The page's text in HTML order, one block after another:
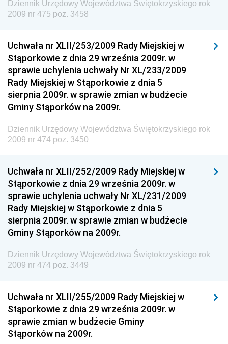
Kolejowego
Technologii
Dziennik Urzędowy Ministra Inwestycji i Rozwoju
Dziennik Urzędowy Naczelnego Dyrektora Archiwów
Państwowych
Dziennik Urzędowy Ministra Finansów, Inwestycji i
Dziennik Urzędowy Ministra Klimatu
Dziennik Urzędowy Ministra Funduszy i Polityki
Regionalnej
Dziennik Urzędowy Ministra Aktywów Państwowych
Dziennik Urzędowy Ministra Zdrowia
Dziennik Urzędowy Ministra Środowiska i Głównego
Dziennik Urzędowy Ministra Klimatu i Środowiska
Narodowego i Sportu
Dziennik Urzędowy Ministra Finansów, Funduszy i
Polityki Regionalnej
Dziennik Urzędowy Ministra Rozwoju, Pracy i
Dziennik Urzędowy Województwa Świętokrzyskiego rok
2009 nr 475 poz. 3458
Uchwała nr XLII/253/2009 Rady Miejskiej w
Stąporkowie z dnia 29 września 2009r. w
sprawie uchylenia uchwały Nr XL/233/2009
Rady Miejskiej w Stąporkowie z dnia 5
sierpnia 2009r. w sprawie zmian w budżecie
Gminy Stąporków na 2009r.
Dziennik Urzędowy Województwa Świętokrzyskiego rok
2009 nr 474 poz. 3450
Uchwała nr XLII/252/2009 Rady Miejskiej w
Stąporkowie z dnia 29 września 2009r. w
sprawie uchylenia uchwały Nr XL/231/2009
Rady Miejskiej w Stąporkowie z dnia 5
sierpnia 2009r. w sprawie zmian w budżecie
Gminy Stąporków na 2009r.
Dziennik Urzędowy Województwa Świętokrzyskiego rok
2009 nr 474 poz. 3449
Uchwała nr XLII/255/2009 Rady Miejskiej w
Stąporkowie z dnia 29 września 2009r. w
sprawie zmian w budżecie Gminy
Stąporków na 2009r.